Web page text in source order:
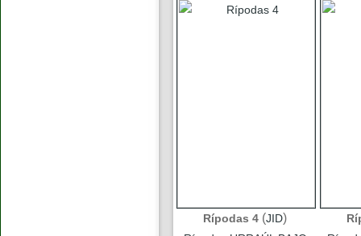
Rípodas 4 (JID)